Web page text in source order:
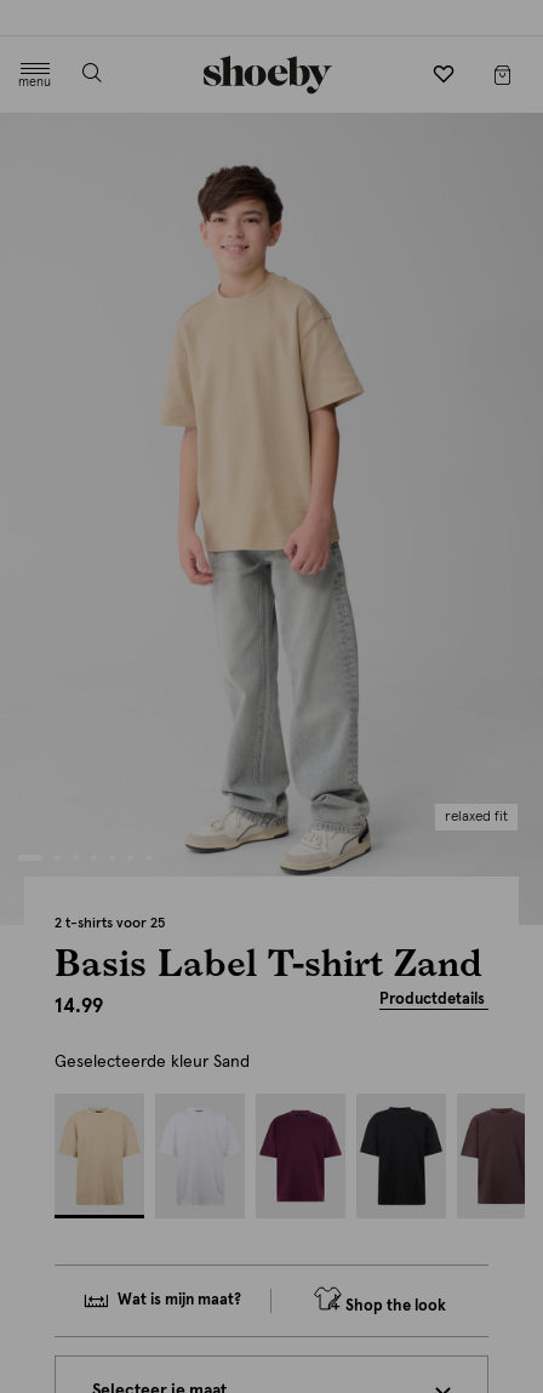
menu
relaxed fit
2 t-shirts voor 25
Basis Label T-shirt Zand
14.99 Productdetails
Geselecteerde kleur Sand
Wat is mijn maat? Shop the look